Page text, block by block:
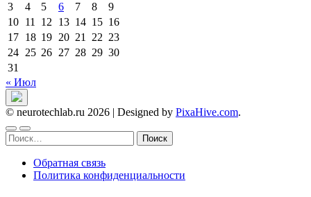
3
4 5 6 7 8
9
10 11 12 13 14 15 16
17 18 19 20 21 22 23
24 25 26 27 28 29 30
31
« Июл
© neurotechlab.ru 2026 | Designed by PixaHive.com.
Найти:
Обратная связь
Политика конфиденциальности